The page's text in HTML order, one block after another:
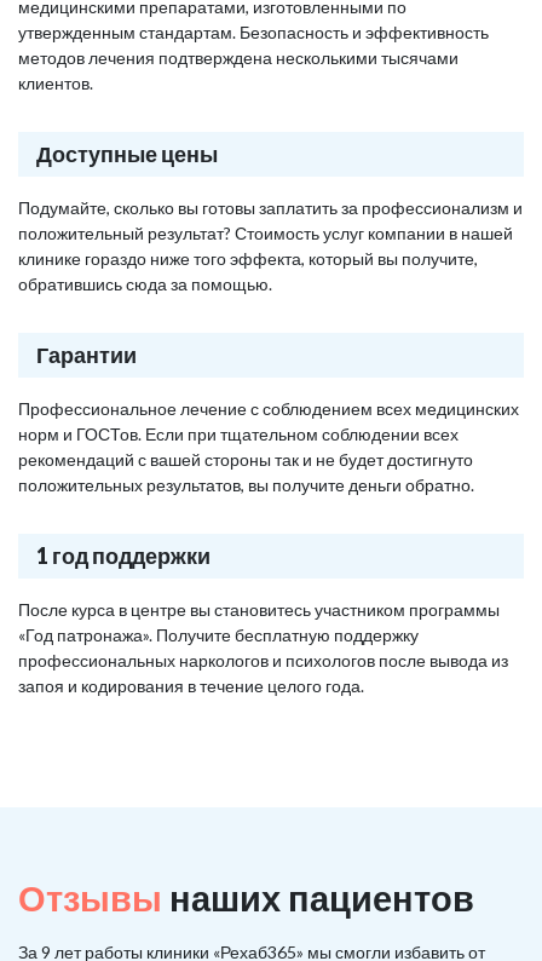
медицинскими препаратами, изготовленными по
утвержденным стандартам. Безопасность и эффективность
методов лечения подтверждена несколькими тысячами
клиентов.
Доступные цены
Подумайте, сколько вы готовы заплатить за профессионализм и
положительный результат? Стоимость услуг компании в нашей
клинике гораздо ниже того эффекта, который вы получите,
обратившись сюда за помощью.
Гарантии
Профессиональное лечение с соблюдением всех медицинских
норм и ГОСТов. Если при тщательном соблюдении всех
рекомендаций с вашей стороны так и не будет достигнуто
положительных результатов, вы получите деньги обратно.
1 год поддержки
После курса в центре вы становитесь участником программы
«Год патронажа». Получите бесплатную поддержку
профессиональных наркологов и психологов после вывода из
запоя и кодирования в течение целого года.
Отзывы наших пациентов
За 9 лет работы клиники «Рехаб365» мы смогли избавить от